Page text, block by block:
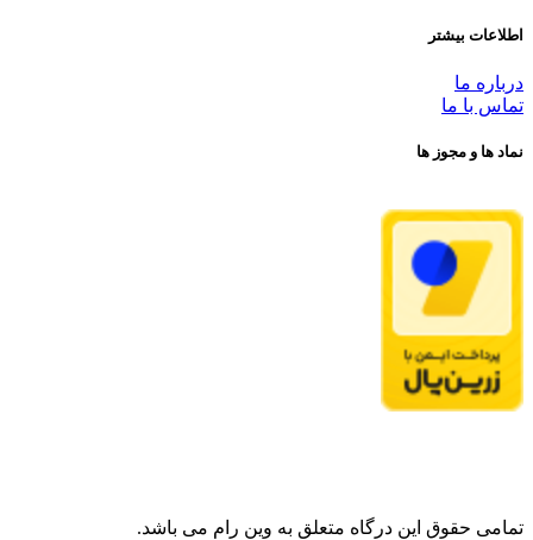
اطلاعات بیشتر
درباره ما
تماس با ما
نماد ها و مجوز ها
تمامی حقوق این درگاه متعلق به وین رام می باشد.